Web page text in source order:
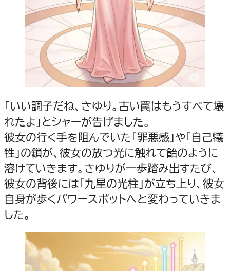
「いい調子だね、さゆり。古い罠はもうすべて壊
れたよ」とシャーが告げました。
彼女の行く手を阻んでいた「罪悪感」や「自己犠
牲」の鎖が、彼女の放つ光に触れて飴のように
溶けていきます。さゆりが一歩踏み出すたび、
彼女の背後には「九星の光柱」が立ち上り、彼女
自身が歩くパワースポットへと変わっていきま
した。